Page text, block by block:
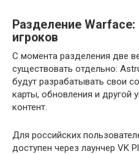
Разделение Warface:
игроков
С момента разделения две
существовать отдельно:
будут разрабатывать свои
карты, обновления и другой
контент.
Для российских
доступен через лаунчер VK